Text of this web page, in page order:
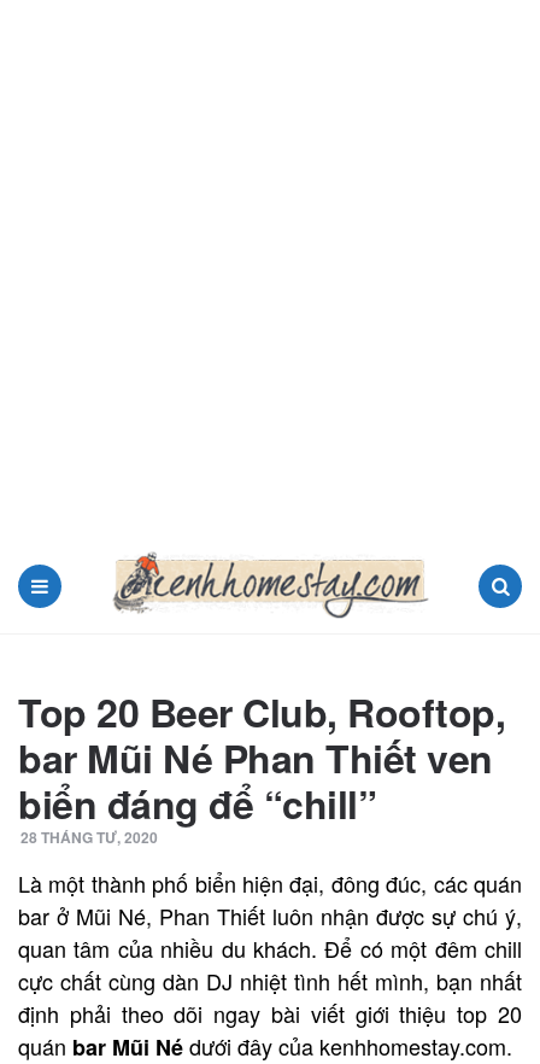
Top 20 Beer Club, Rooftop,
bar Mũi Né Phan Thiết ven
biển đáng để “chill”
28 THÁNG TƯ, 2020
Là một thành phố biển hiện đại, đông đúc, các quán
bar ở Mũi Né, Phan Thiết luôn nhận được sự chú ý,
quan tâm của nhiều du khách. Để có một đêm chill
cực chất cùng dàn DJ nhiệt tình hết mình, bạn nhất
định phải theo dõi ngay bài viết giới thiệu top 20
quán bar Mũi Nédưới đây của kenhhomestay.com.